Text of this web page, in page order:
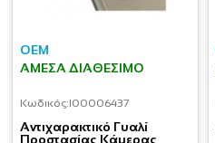
OEM
ΆΜΕΣΑ ΔΙΑΘΈΣΙΜΟ
Κωδικός:I00006437
Aντιχαρακτικό Γυαλί
Προστασίας Κάμερας